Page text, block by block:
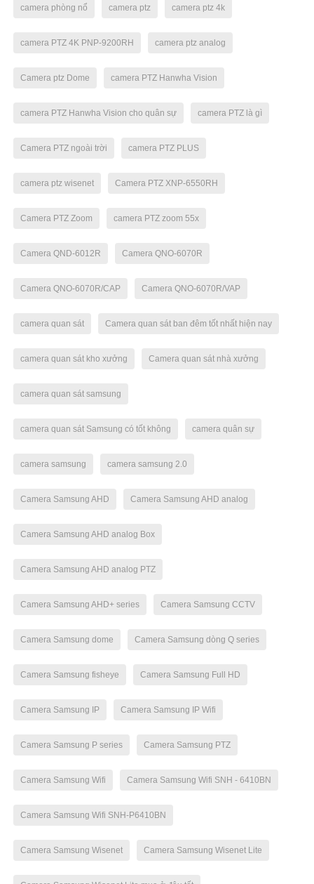
camera phòng nổ camera ptz camera ptz 4k
camera PTZ 4K PNP-9200RH camera ptz analog
Camera ptz Dome camera PTZ Hanwha Vision
camera PTZ Hanwha Vision cho quân sự camera PTZ là gì
Camera PTZ ngoài trời camera PTZ PLUS
camera ptz wisenet Camera PTZ XNP-6550RH
Camera PTZ Zoom camera PTZ zoom 55x
Camera QND-6012R Camera QNO-6070R
Camera QNO-6070R/CAP Camera QNO-6070R/VAP
camera quan sát Camera quan sát ban đêm tốt nhất hiện nay
camera quan sát kho xưởng Camera quan sát nhà xưởng
camera quan sát samsung
camera quan sát Samsung có tốt không camera quân sự
camera samsung camera samsung 2.0
Camera Samsung AHD Camera Samsung AHD analog
Camera Samsung AHD analog Box
Camera Samsung AHD analog PTZ
Camera Samsung AHD+ series Camera Samsung CCTV
Camera Samsung dome Camera Samsung dòng Q series
Camera Samsung fisheye Camera Samsung Full HD
Camera Samsung IP Camera Samsung IP Wifi
Camera Samsung P series Camera Samsung PTZ
Camera Samsung Wifi Camera Samsung Wifi SNH - 6410BN
Camera Samsung Wifi SNH-P6410BN
Camera Samsung Wisenet Camera Samsung Wisenet Lite